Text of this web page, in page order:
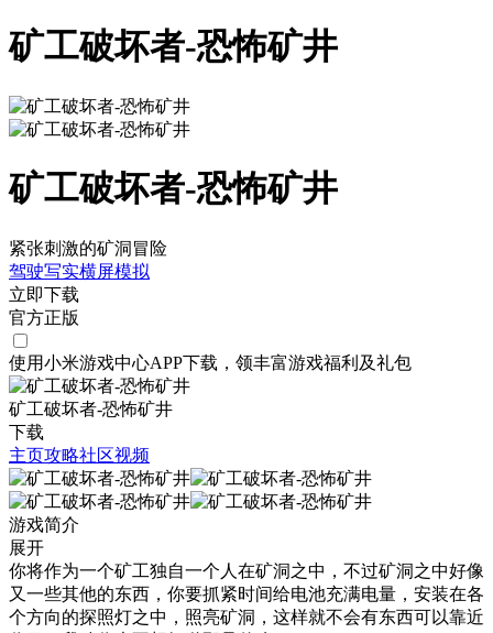
矿工破坏者-恐怖矿井
矿工破坏者-恐怖矿井
紧张刺激的矿洞冒险
驾驶写实横屏模拟
立即下载
官方正版
使用小米游戏中心APP下载 ，领丰富游戏福利 及礼包
矿工破坏者-恐怖矿井
下载
主页攻略社区视频
游戏简介
展开
你将作为一个矿工独自一个人在矿洞之中，不过矿洞之中好像
又一些其他的东西，你要抓紧时间给电池充满电量，安装在各
个方向的探照灯之中，照亮矿洞，这样就不会有东西可以靠近